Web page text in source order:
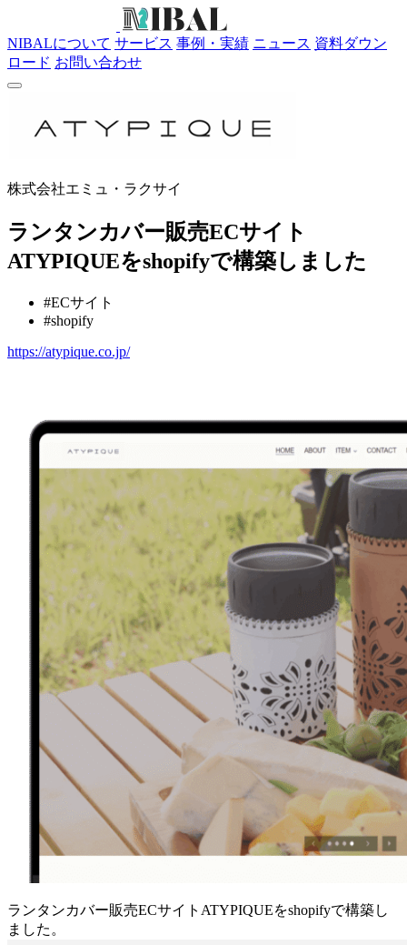
NIBALについて サービス 事例・実績 ニュース 資料ダウン
ロード お問い合わせ
株式会社エミュ・ラクサイ
ランタンカバー販売ECサイト
ATYPIQUEをshopifyで構築しました
#ECサイト
#shopify
https://atypique.co.jp/
ランタンカバー販売ECサイトATYPIQUEをshopifyで構築し
ました。